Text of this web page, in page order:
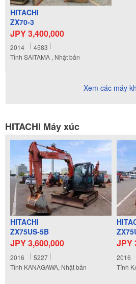
HITACHI
ZX70-3
JPY 3,400,000
2014
4583
Tỉnh SAITAMA , Nhật bản
Xem các máy
HITACHI Máy xúc
HITACHI
ZX75US-5B
JPY 3,600,000
2016
5227
Tỉnh KANAGAWA, Nhật bản
JPY
2016
Tỉnh